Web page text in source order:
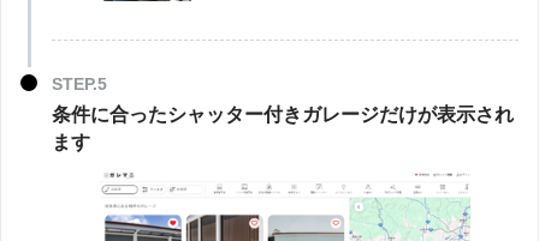
条件に合ったシャッター付きガレージだけが表示され
ます